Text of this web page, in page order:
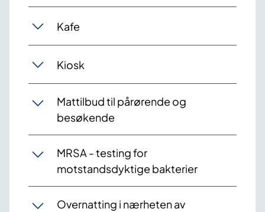
Kafe
Kiosk
Mattilbud til pårørende og
besøkende
MRSA - testing for
motstandsdyktige bakterier
Overnatting i nærheten av